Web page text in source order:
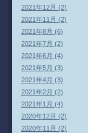
2021年12月 (2)
2021年11月 (2)
2021年8月 (6)
2021年7月 (2)
2021年6月 (4)
2021年5月 (3)
2021年4月 (3)
2021年2月 (2)
2021年1月 (4)
2020年12月 (2)
2020年11月 (2)